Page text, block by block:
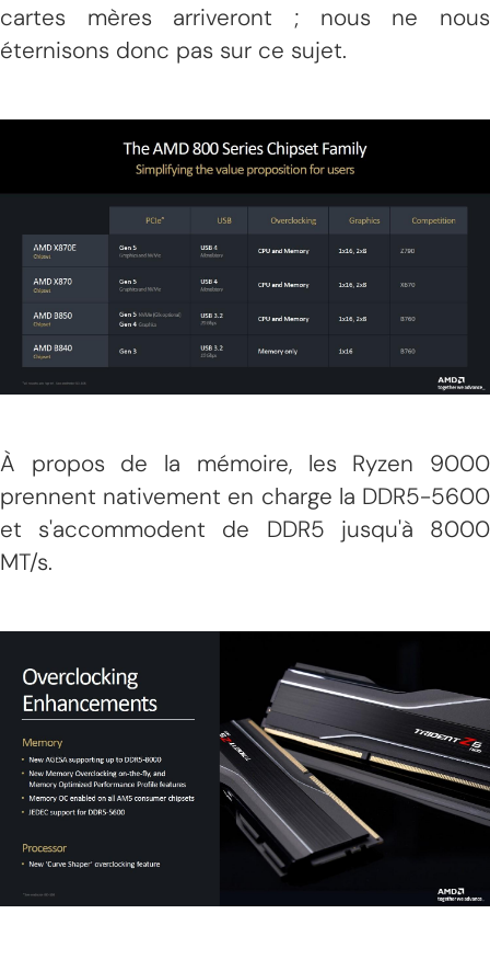
cartes mères arriveront ; nous ne nous
éternisons donc pas sur ce sujet.
À propos de la mémoire, les Ryzen 9000
prennent nativement en charge la DDR5-5600
et s'accommodent de DDR5 jusqu'à 8000
MT/s.